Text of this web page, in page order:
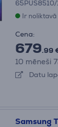
65PUS8510/
Ir noliktavā
Cena:
679.99
10 mēneši
Datu
Samsung